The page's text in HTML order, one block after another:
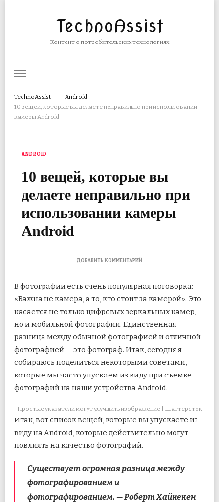
TechnoAssist
Контент о потребительских технологиях
TechnoAssist
Android
10 вещей, которые вы делаете неправильно при использовании
камеры Android
ANDROID
10 вещей, которые вы
делаете неправильно при
использовании камеры
Android
ДОБАВИТЬ КОММЕНТАРИЙК
ВЕЩЕЙ,
ВЫ
ДЕЛАЕТЕ
ПРИ
ИСПОЛЬЗОВАНИИ
ANDROID
В фотографии есть очень популярная поговорка:
«Важна не камера, а то, кто стоит за камерой». Это
касается не только цифровых зеркальных камер,
но и мобильной фотографии. Единственная
разница между обычной фотографиейи отличной
фотографией — это фотограф. Итак, сегодня я
собираюсь поделиться некоторыми советами,
которые мы часто упускаем из виду при съемке
фотографий на наши устройства Android.
Простые указатели могут улучшить изображение | Шаттерсток
Итак, вот список вещей, которые вы упускаете из
виду на Android, которые действительно могут
повлиять на качество фотографий.
Существует огромная разница между
фотографированием и
фотографированием. — Роберт Хайнекен